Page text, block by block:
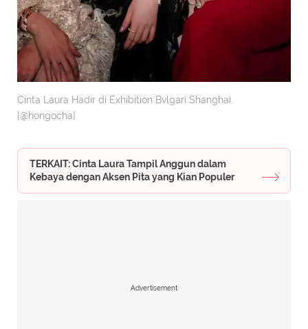
Cinta Laura Hadir di Exhibition Bvlgari Shanghai.
[@hongocha]
TERKAIT: Cinta Laura Tampil Anggun dalam
Kebaya dengan Aksen Pita yang Kian Populer
Advertisement